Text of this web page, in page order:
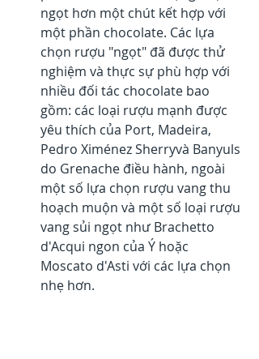
ngọt hơn một chút kết hợp với
một phần chocolate. Các lựa
chọn rượu "ngọt" đã được thử
nghiệm và thực sự phù hợp với
nhiều đối tác chocolate bao
gồm: các loại rượu mạnh được
yêu thích của Port, Madeira,
Pedro Ximénez Sherryvà Banyuls
do Grenache điều hành, ngoài
một số lựa chọn rượu vang thu
hoạch muộn và một số loại rượu
vang sủi ngọt như Brachetto
d'Acqui ngon của Ý hoặc
Moscato d'Asti với các lựa chọn
nhẹ hơn.